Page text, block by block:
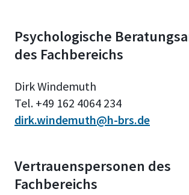
Psychologische
des Fachbereichs
Dirk Windemuth
Tel. +49 162 4064 234
dirk.windemuth@h-brs.de
Vertrauenspersonen des
Fachbereichs